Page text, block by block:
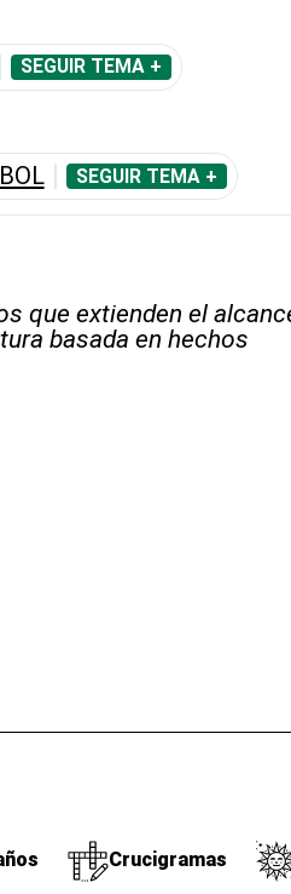
SEGUIR TEMA +
SEGUIR TEMA +
que extienden el
basada en hechos
Crucigramas